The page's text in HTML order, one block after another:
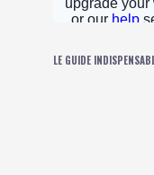
LE GUIDE